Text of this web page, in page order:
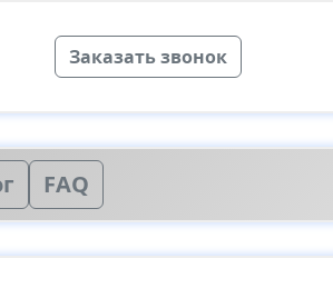
Заказать звонок
FAQ